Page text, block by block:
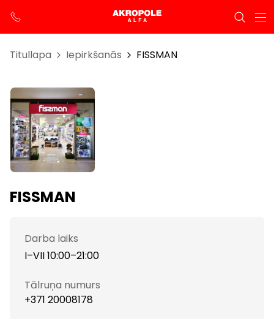
Titullapa Iepirkšanās FISSMAN
FISSMAN
Darba laiks
I–VII 10:00–21:00
Tālruņa numurs
+371 20008178